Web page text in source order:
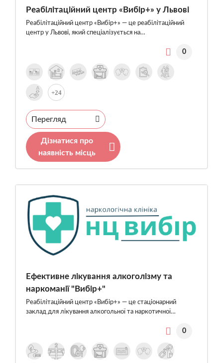
Реабілітаційний центр «Вибір+» у Львові
Реабілітаційний центр «Вибір+» — це реабілітаційний
центр у Львові, який спеціалізується на…
0
+24
Перегляд
Дізнатися про
наявність місць
Ефективне лікування алкоголізму та
наркоманії "Вибір+"
Реабілітаційний центр «Вибір+» — це стаціонарний
заклад для лікування алкогольної та наркотичної…
0